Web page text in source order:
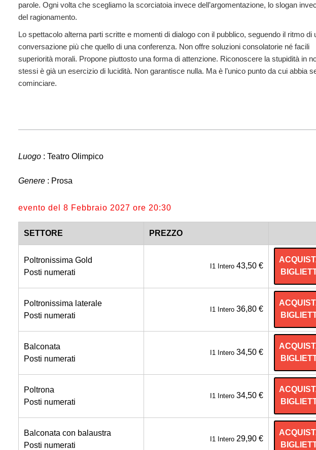
parole. Ogni volta che scegliamo la scorciatoia invece dell’argomentazione, lo slogan
del ragionamento.
Lo spettacolo alterna parti scritte e momenti di dialogo con il pubblico, seguendo il ritmo di
conversazione più che quello di una conferenza. Non offre soluzioni consolatorie né facili
superiorità morali. Propone piuttosto una forma di attenzione. Riconoscere la stupidità in
stessi è già un esercizio di lucidità. Non garantisce nulla. Ma è l’unico punto da cui abbia
cominciare.
Luogo : Teatro Olimpico
Genere : Prosa
evento del 8 Febbraio 2027 ore 20:30
SETTORE PREZZO
Poltronissima Gold
Posti numerati
I1 Intero 43,50 €
Poltronissima laterale
Posti numerati
I1 Intero 36,80 €
Balconata
Posti numerati
I1 Intero 34,50 €
Poltrona
Posti numerati
I1 Intero 34,50 €
Balconata con balaustra
Posti numerati
I1 Intero 29,90 €